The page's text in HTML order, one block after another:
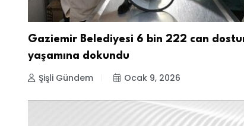
Gaziemir Belediyesi 6 bin 222 can
yaşamına dokundu
Şişli Gündem Ocak 9, 2026